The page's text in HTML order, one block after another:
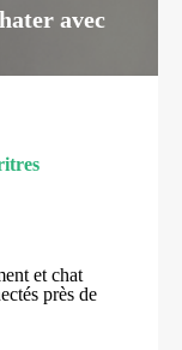
avec
et chat
près de